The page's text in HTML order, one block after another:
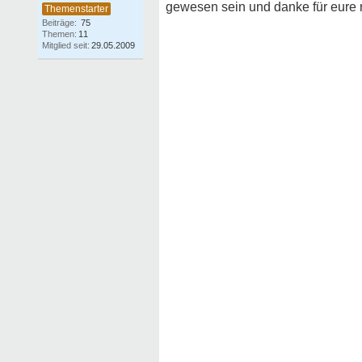
Beiträge: 75
Themen: 11
Mitglied seit: 29.05.2009
gewesen sein und danke für eure